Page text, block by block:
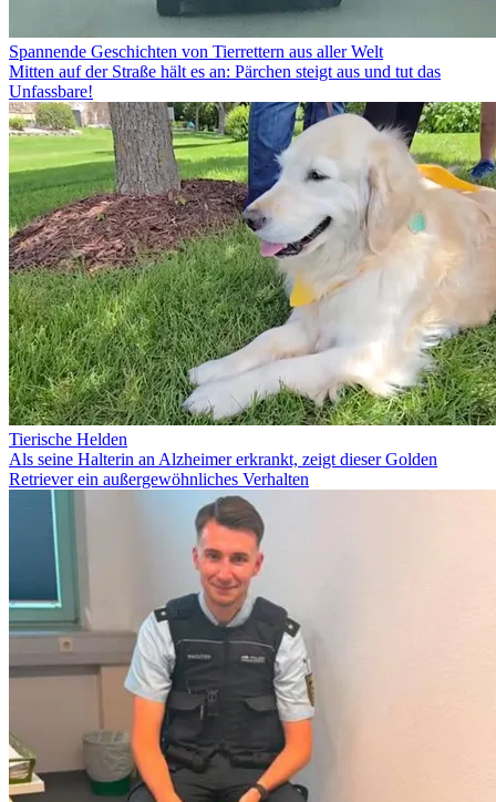
Spannende Geschichten von Tierrettern aus aller Welt
Mitten auf der Straße hält es an: Pärchen steigt aus und tut das
Unfassbare!
Tierische Helden
Als seine Halterin an Alzheimer erkrankt, zeigt dieser Golden
Retriever ein außergewöhnliches Verhalten